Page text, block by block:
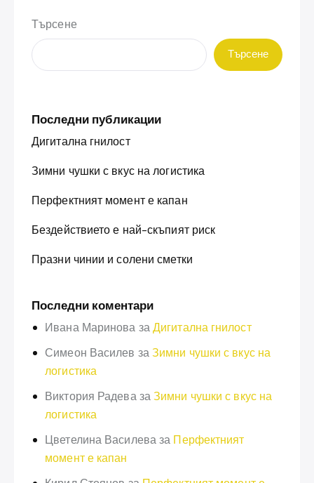
Търсене
Търсене
Последни публикации
Дигитална гнилост
Зимни чушки с вкус на логистика
Перфектният момент е капан
Бездействието е най-скъпият риск
Празни чинии и солени сметки
Последни коментари
Ивана Маринова за Дигитална гнилост
Симеон Василев за Зимни чушки с вкус на
логистика
Виктория РадевазаЗимни чушки с вкус на
логистика
Цветелина Василева за Перфектният
момент е капан